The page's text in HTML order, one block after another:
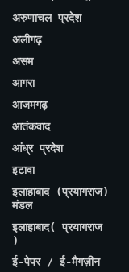
अरुणाचल प्रदेश
अलीगढ़
असम
आगरा
आजमगढ़
आतंकवाद
आंध्र प्रदेश
इटावा
इलाहाबाद (प्रयागराज)
मंडल
इलाहाबाद( प्रयागराज
)
ई-पेपर / ई-मैगज़ीन